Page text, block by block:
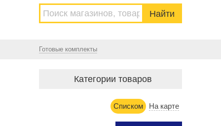
МЕНЮ
Готовые комплекты
Категории товаров
На карте
Списком